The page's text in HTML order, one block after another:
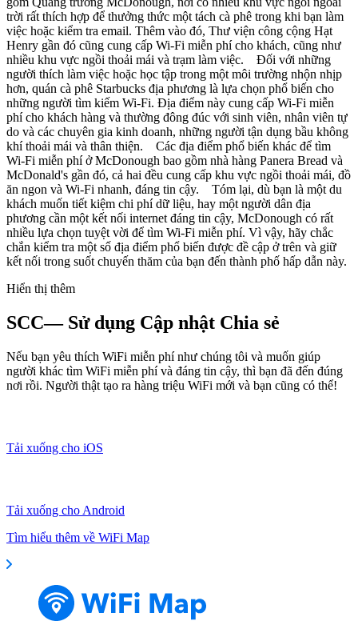
trời rất thích hợp để thưởng thức một tách cà phê trong khi bạn làm
việc hoặc kiểm tra email. Thêm vào đó, Thư viện công cộng Hạt
Henry gần đó cũng cung cấp Wi-Fi miễn phí cho khách, cũng như
nhiều khu vực ngồi thoải mái và trạm làm việc. Đối với những
người thích làm việc hoặc học tập trong một môi trường nhộn nhịp
hơn, quán cà phê Starbucks địa phương là lựa chọn phổ biến cho
những người tìm kiếm Wi-Fi. Địa điểm này cung cấp Wi-Fi miễn
phí cho khách hàng và thường đông đúc với sinh viên, nhân viên tự
do và các chuyên gia kinh doanh, những người tận dụng bầu không
khí thoải mái và thân thiện. Các địa điểm phổ biến khác để tìm
Wi-Fi miễn phí ở McDonough bao gồm nhà hàng Panera Bread và
McDonald's gần đó, cả hai đều cung cấp khu vực ngồi thoải mái, đồ
ăn ngon và Wi-Fi nhanh, đáng tin cậy. Tóm lại, dù bạn là một du
khách muốn tiết kiệm chi phí dữ liệu, hay một người dân địa
phương cần một kết nối internet đáng tin cậy, McDonough có rất
nhiều lựa chọn tuyệt vời để tìm Wi-Fi miễn phí. Vì vậy, hãy chắc
chắn kiểm tra một số địa điểm phổ biến được đề cập ở trên và giữ
kết nối trong suốt chuyến thăm của bạn đến thành phố hấp dẫn này.
Hiển thị thêm
SCC— Sử dụng Cập nhật Chia sẻ
Nếu bạn yêu thích WiFi miễn phí như chúng tôi và muốn giúp
người khác tìm WiFi miễn phí và đáng tin cậy, thì bạn đã đến đúng
nơi rồi. Người thật tạo ra hàng triệu WiFi mới và bạn cũng có thể!
Tải xuống cho iOS
Tải xuống cho Android
Tìm hiểu thêm về WiFi Map